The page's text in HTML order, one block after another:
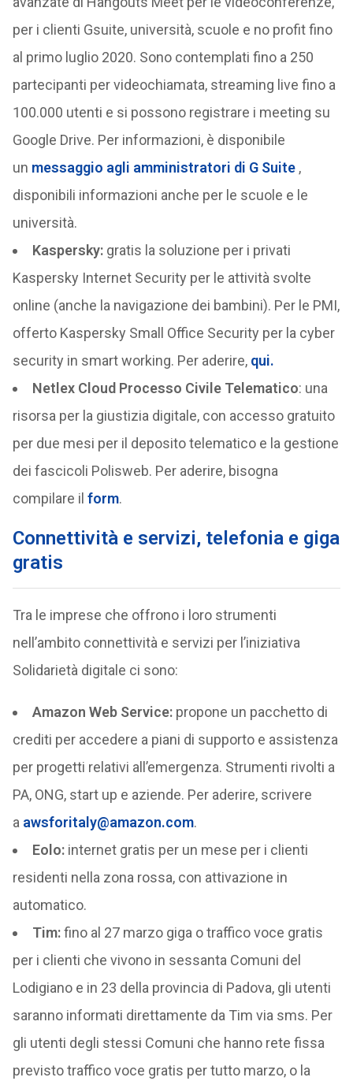
per i clienti Gsuite, università, scuole e no profit fino
al primo luglio 2020. Sono contemplati fino a 250
partecipanti per videochiamata, streaming live fino a
100.000 utenti e si possono registrare i meeting su
Google Drive. Per informazioni, è disponibile
un messaggio agli amministratori di G Suite,
disponibili informazioni anche per le scuole e le
università.
Kaspersky: gratis la soluzione per i privati
Kaspersky Internet Security per le attività svolte
online (anche la navigazione dei bambini). Per le PMI,
offerto Kaspersky Small Office Security per la cyber
security in smart working. Per aderire, qui.
Netlex Cloud Processo Civile Telematico: una
risorsa per la giustizia digitale, con accesso gratuito
per due mesi per il deposito telematico e la gestione
dei fascicoli Polisweb. Per aderire, bisogna
compilare il form.
Connettività e servizi, telefonia e giga
gratis
Tra le imprese che offrono i loro strumenti
nell’ambito connettività e servizi per l’iniziativa
Solidarietà digitale ci sono:
Amazon Web Service:propone un pacchetto di
crediti per accedere a piani di supporto e assistenza
per progetti relativi all’emergenza. Strumenti rivolti a
PA, ONG, start up e aziende. Per aderire, scrivere
a awsforitaly@amazon.com.
Eolo:internet gratis per un mese per i clienti
residenti nella zona rossa, con attivazione in
automatico.
Tim:fino al 27 marzo giga o traffico voce gratis
per i clienti che vivono in sessanta Comuni del
Lodigiano e in 23 della provincia di Padova, gli utenti
saranno informati direttamente da Tim via sms. Per
gli utenti degli stessi Comuni che hanno rete fissa
previsto traffico voce gratis per tutto marzo, o la